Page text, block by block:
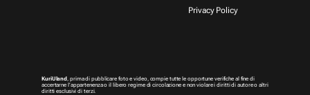
Privacy Policy
KuriUland, prima di pubblicare foto e video, compie tutte le opportune verifiche al fine di
accertarne l’appartenenza o il libero regime di circolazione e non violare i diritti di autore o altri
diritti esclusivi di terzi.